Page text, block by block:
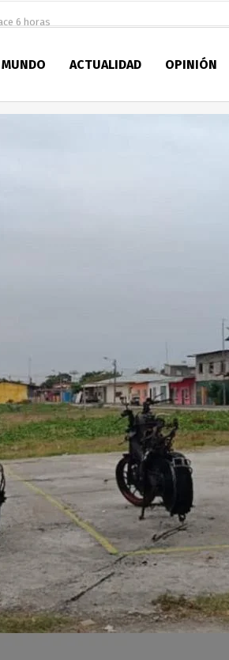
Machala
Femenino Nacional 2026
Animal hace 1 día
70 en Pichincha y varias provincias
MUNDO ACTUALIDAD OPINIÓN